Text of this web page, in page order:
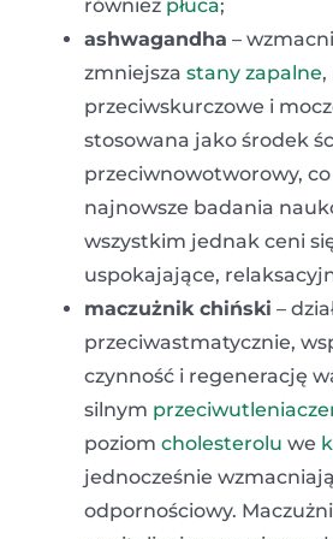
również płuca;
ashwagandha –
zmniejsza stany zapalne,
przeciwskurczowe i
stosowana jako środek
przeciwnowotworowy,
najnowsze badania
wszystkim jednak ceni
uspokajające,
maczużnik chiński –
przeciwastmatycznie,
czynność i regenerację
silnym
poziom cholesterolu we
jednocześnie
odpornościowy.